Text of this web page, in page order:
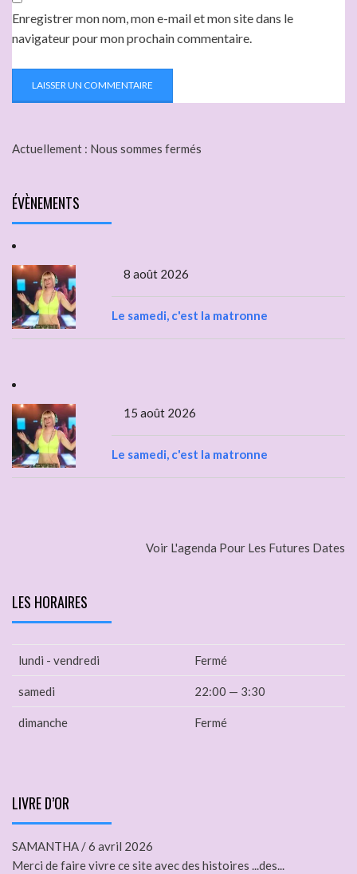
Enregistrer mon nom, mon e-mail et mon site dans le
navigateur pour mon prochain commentaire.
Actuellement : Nous sommes fermés
ÉVÈNEMENTS
8 août 2026
Le samedi, c'est la matronne
15 août 2026
Le samedi, c'est la matronne
Voir L'agenda Pour Les Futures Dates
LES HORAIRES
lundi - vendredi Fermé
samedi 22:00 — 3:30
dimanche Fermé
LIVRE D’OR
SAMANTHA /6 avril 2026
Merci de faire vivre ce site avec des histoires ...des...